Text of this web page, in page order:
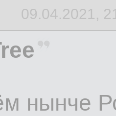
09.04.2021,
нынче